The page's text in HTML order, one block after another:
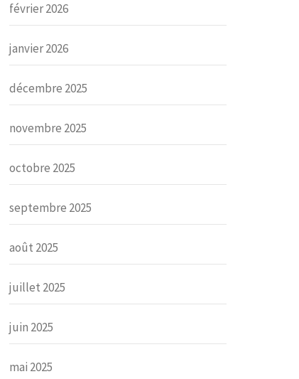
février 2026
janvier 2026
décembre 2025
novembre 2025
octobre 2025
septembre 2025
août 2025
juillet 2025
juin 2025
mai 2025